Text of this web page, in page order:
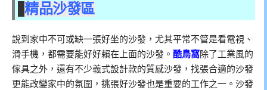
精品沙發區
說到家中不可或缺一張好坐的沙發，尤其平常不管是看電視、
滑手機，都需要能好好賴在上面的沙發。 酷鳥窩除了工業風的
傢具之外，還有不少義式設計款的質感沙發，找張合適的沙發
更能改變家中的氛圍，挑張好沙發也是重要的工作之一。沙發